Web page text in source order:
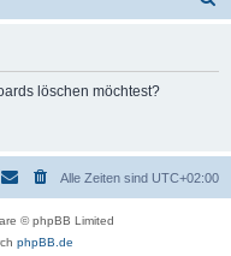
löschen möchtest?
Alle Zeiten sind UTC+02:00
© phpBB Limited
phpBB.de